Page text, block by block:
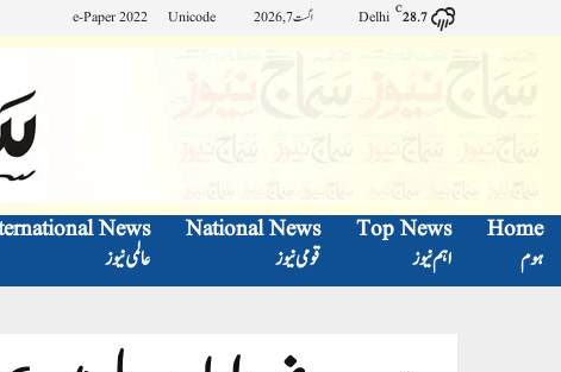
28.7
C
Delhi اگست 7, 2026 Unicode
e-Paper 2022
Home
ہوم
Top News
اہم نیوز
National News
قومی نیوز
News
عالمی نیوز